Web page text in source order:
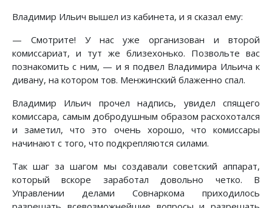
Владимир Ильич вышел из кабинета, и я сказал ему:
— Смотрите! У нас уже организован и второй
комиссариат, и тут же близехонько. Позвольте вас
познакомить с ним, — и я подвел Владимира Ильича к
дивану, на котором тов. Менжинский блаженно спал.
Владимир Ильич прочел надпись, увидел спящего
комиссара, самым добродушным образом расхохотался
и заметил, что это очень хорошо, что комиссары
начинают с того, что подкрепляются силами.
Так шаг за шагом мы создавали советский аппарат,
который вскоре заработал довольно четко. В
Управлении делами Совнаркома приходилось